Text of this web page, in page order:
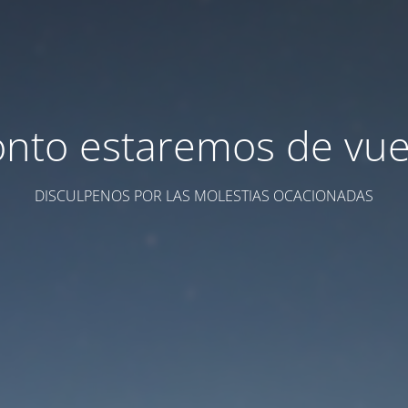
estaremos de
DISCULPENOS POR LAS MOLESTIAS OCACIONADAS